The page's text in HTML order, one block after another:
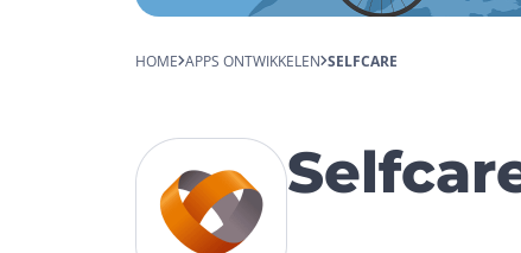
HOME APPS ONTWIKKELEN SELFCARE